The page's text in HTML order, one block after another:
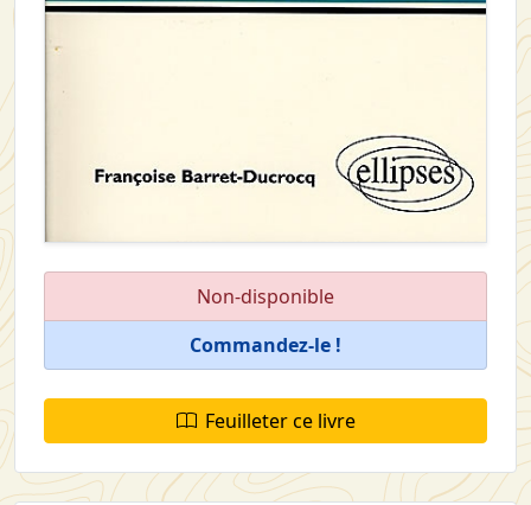
Non-disponible
Commandez-le !
Feuilleter ce livre